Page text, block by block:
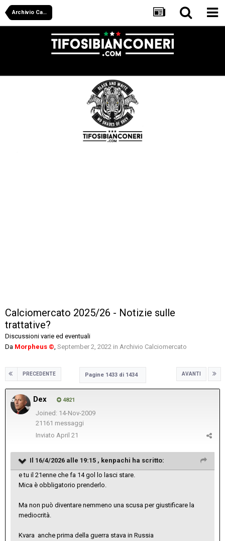
Archivio Calciomercato
Calciomercato 2025/26 - Notizie sulle
trattative?
Discussioni varie ed eventuali
Da Morpheus ©, September 2, 2022 in Archivio Calciomercato
PRECEDENTE AVANTI
Pagine 1433 di 1434
Dex 4821
Joined: 14-Nov-2009
21161 messaggi
Inviato April 21
Il 16/4/2026 alle 19:15 , kenpachi ha scritto:
e tu il 21enne che fa 14 gol lo lasci stare.
Mica è obbligatorio prenderlo.
Ma non può diventare nemmeno una scusa per giustificare la
mediocrità.
Kvara anche prima della guerra stava in Russia